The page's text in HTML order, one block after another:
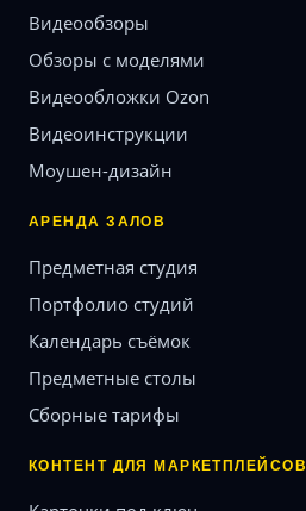
Видеообзоры
Обзоры с моделями
Видеообложки Ozon
Видеоинструкции
Моушен-дизайн
АРЕНДА ЗАЛОВ
Предметная студия
Портфолио студий
Календарь съёмок
Предметные столы
Сборные тарифы
КОНТЕНТ ДЛЯ МАРКЕТПЛЕЙСОВ